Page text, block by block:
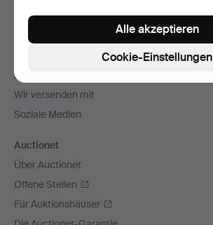
Navigation
Hilfe und Kontakt
Kontakt mit dem Support aufnehmen
Zahlungsweisen
Wir versenden mit
Soziale Medien
Auctionet
Über Auctionet
Offene Stellen
Für Auktionshäuser
Cookie-Einstellungen
Alle akzeptieren